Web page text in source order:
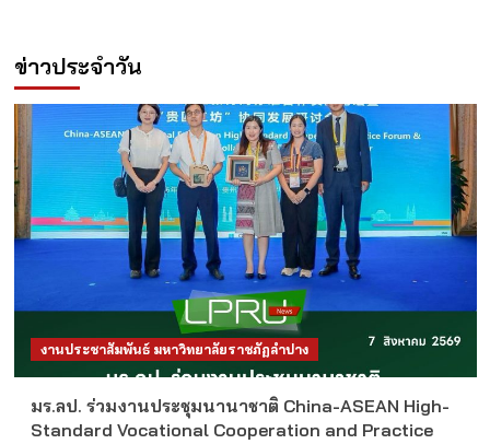
ข่าวประจำวัน
งานประชาสัมพันธ์ มหาวิทยาลัยราชภัฏลำปาง
มร.ลป. ร่วมงานประชุมนานาชาติ China-ASEAN High-
Standard Vocational Cooperation and Practice